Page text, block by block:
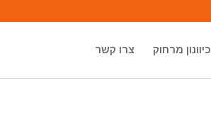
כיוונון מרחוק צרו קשר